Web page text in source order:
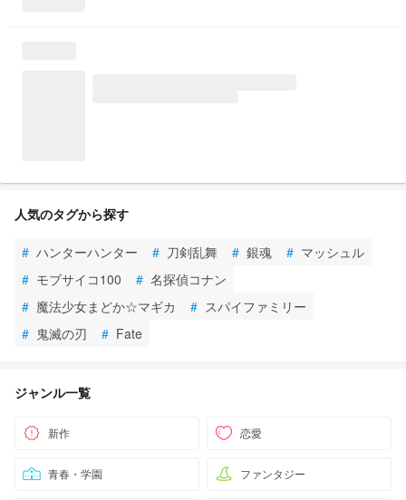
人気のタグから探す
# ハンターハンター # 刀剣乱舞 # 銀魂 # マッシュル
# モブサイコ100 # 名探偵コナン
# 魔法少女まどか☆マギカ # スパイファミリー
# 鬼滅の刃 # Fate
ジャンル一覧
新作 恋愛
青春・学園 ファンタジー